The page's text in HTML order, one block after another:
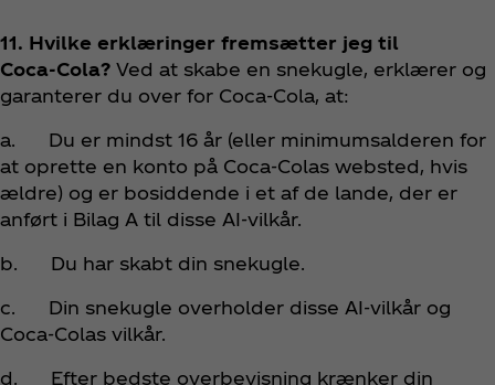
11. Hvilke erklæringer fremsætter jeg til
Coca‑Cola? Ved at skabe en snekugle, erklærer og
garanterer du over for Coca‑Cola, at:
a. Du er mindst 16 år (eller minimumsalderen for
at oprette en konto på Coca‑Colas websted, hvis
ældre) og er bosiddende i et af de lande, der er
anført i Bilag A til disse AI-vilkår.
b. Du har skabt din snekugle.
c. Din snekugle overholder disse AI-vilkår og
Coca‑Colas vilkår.
d. Efter bedste overbevisning krænker din